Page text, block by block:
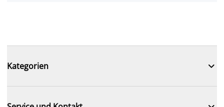
Kategorien 